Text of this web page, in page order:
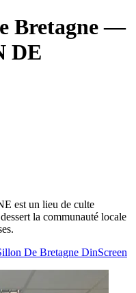
Bretagne—
DE
est un lieu de culte
la communauté locale
De Bretagne DinScreen